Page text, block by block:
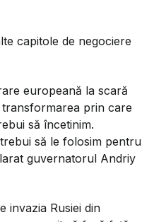
capitole de negociere
europeană la scară
prin care
să încetinim.
să le folosim pentru
guvernatorul Andriy
invazia Rusiei din